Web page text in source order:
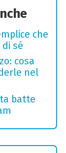
che
sé
cosa
nel
batte